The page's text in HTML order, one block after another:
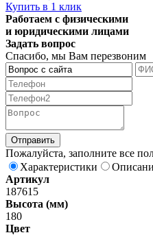
Купить в 1 клик
Работаем с физическими
и юридическими лицами
Задать вопрос
Спасибо, мы Вам перезвоним
Пожалуйста, заполните все
Характеристики
Артикул
187615
Высота (мм)
180
Цвет